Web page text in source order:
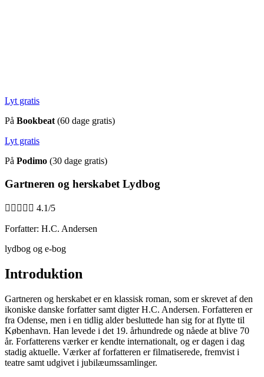
Lyt gratis
På Bookbeat (60 dage gratis)
Lyt gratis
På Podimo (30 dage gratis)
Gartneren og herskabet Lydbog
     4.1/5
Forfatter: H.C. Andersen
lydbog og e-bog
Introduktion
Gartneren og herskabet er en klassisk roman, som er skrevet af den
ikoniske danske forfatter samt digter H.C. Andersen. Forfatteren er
fra Odense, men i en tidlig alder besluttede han sig for at flytte til
København. Han levede i det 19. århundrede og nåede at blive 70
år. Forfatterens værker er kendte internationalt, og er dagen i dag
stadig aktuelle. Værker af forfatteren er filmatiserede, fremvist i
teatre samt udgivet i jubilæumssamlinger.